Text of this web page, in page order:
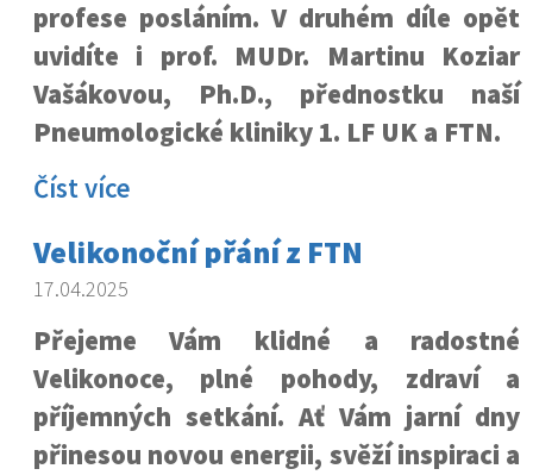
profese posláním. V druhém díle opět
uvidíte i prof. MUDr. Martinu Koziar
Vašákovou, Ph.D., přednostku naší
Pneumologické kliniky 1. LF UK a FTN.
Číst více
Velikonoční přání z FTN
17.04.2025
Přejeme Vám klidné a radostné
Velikonoce, plné pohody, zdraví a
příjemných setkání. Ať Vám jarní dny
přinesou novou energii, svěží inspiraci a